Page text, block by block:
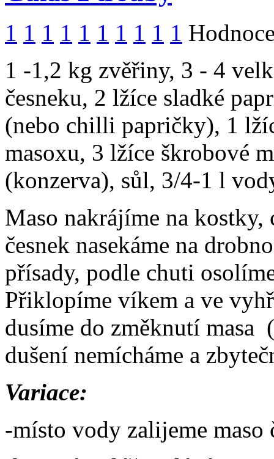
1 1 1 1 1 1 1 1 1 1
1 -1,2 kg zvěřiny, 3 - 4
česneku, 2 lžíce sladké
(nebo chilli papričky), 1
masoxu, 3 lžíce škrobové
(konzerva), sůl, 3/4-1 l
Maso nakrájíme na
česnek nasekáme na
přísady, podle chuti
Přiklopíme víkem a ve
dusíme do změknutí masa
dušení nemícháme a
Variace:
-místo vody zalijeme